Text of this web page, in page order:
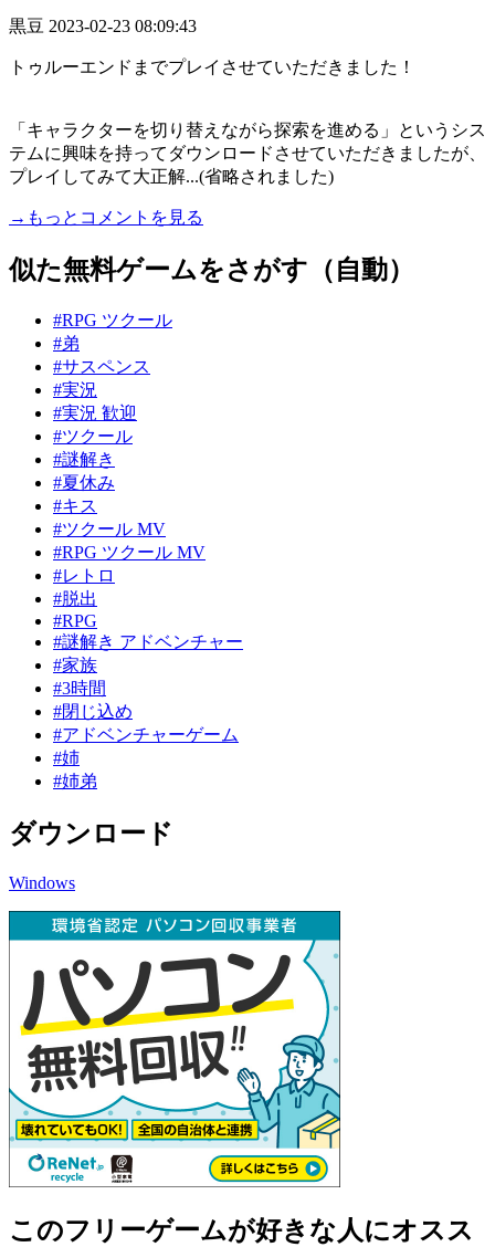
黒豆 2023-02-23 08:09:43
トゥルーエンドまでプレイさせていただきました！
「キャラクターを切り替えながら探索を進める」というシス
テムに興味を持ってダウンロードさせていただきましたが、
プレイしてみて大正解...(省略されました)
→もっとコメントを見る
似た無料ゲームをさがす（自動）
#RPG ツクール
#弟
#サスペンス
#実況
#実況 歓迎
#ツクール
#謎解き
#夏休み
#キス
#ツクール MV
#RPG ツクール MV
#レトロ
#脱出
#RPG
#謎解き アドベンチャー
#家族
#3時間
#閉じ込め
#アドベンチャーゲーム
#姉
#姉弟
ダウンロード
Windows
このフリーゲームが好きな人にオスス